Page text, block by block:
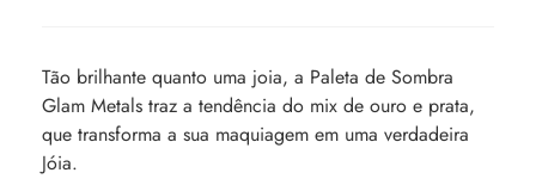
Tão brilhante quanto uma joia, a Paleta de Sombra
Glam Metals traz a tendência do mix de ouro e prata,
que transforma a sua maquiagem em uma verdadeira
Jóia.